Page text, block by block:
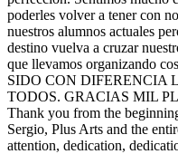
poderles volver a tener con
nuestros alumnos actuales
destino vuelva a cruzar
que llevamos organizando
SIDO CON DIFERENCIA
TODOS. GRACIAS MIL
Thank you from the
Sergio, Plus Arts and the
attention, dedication,